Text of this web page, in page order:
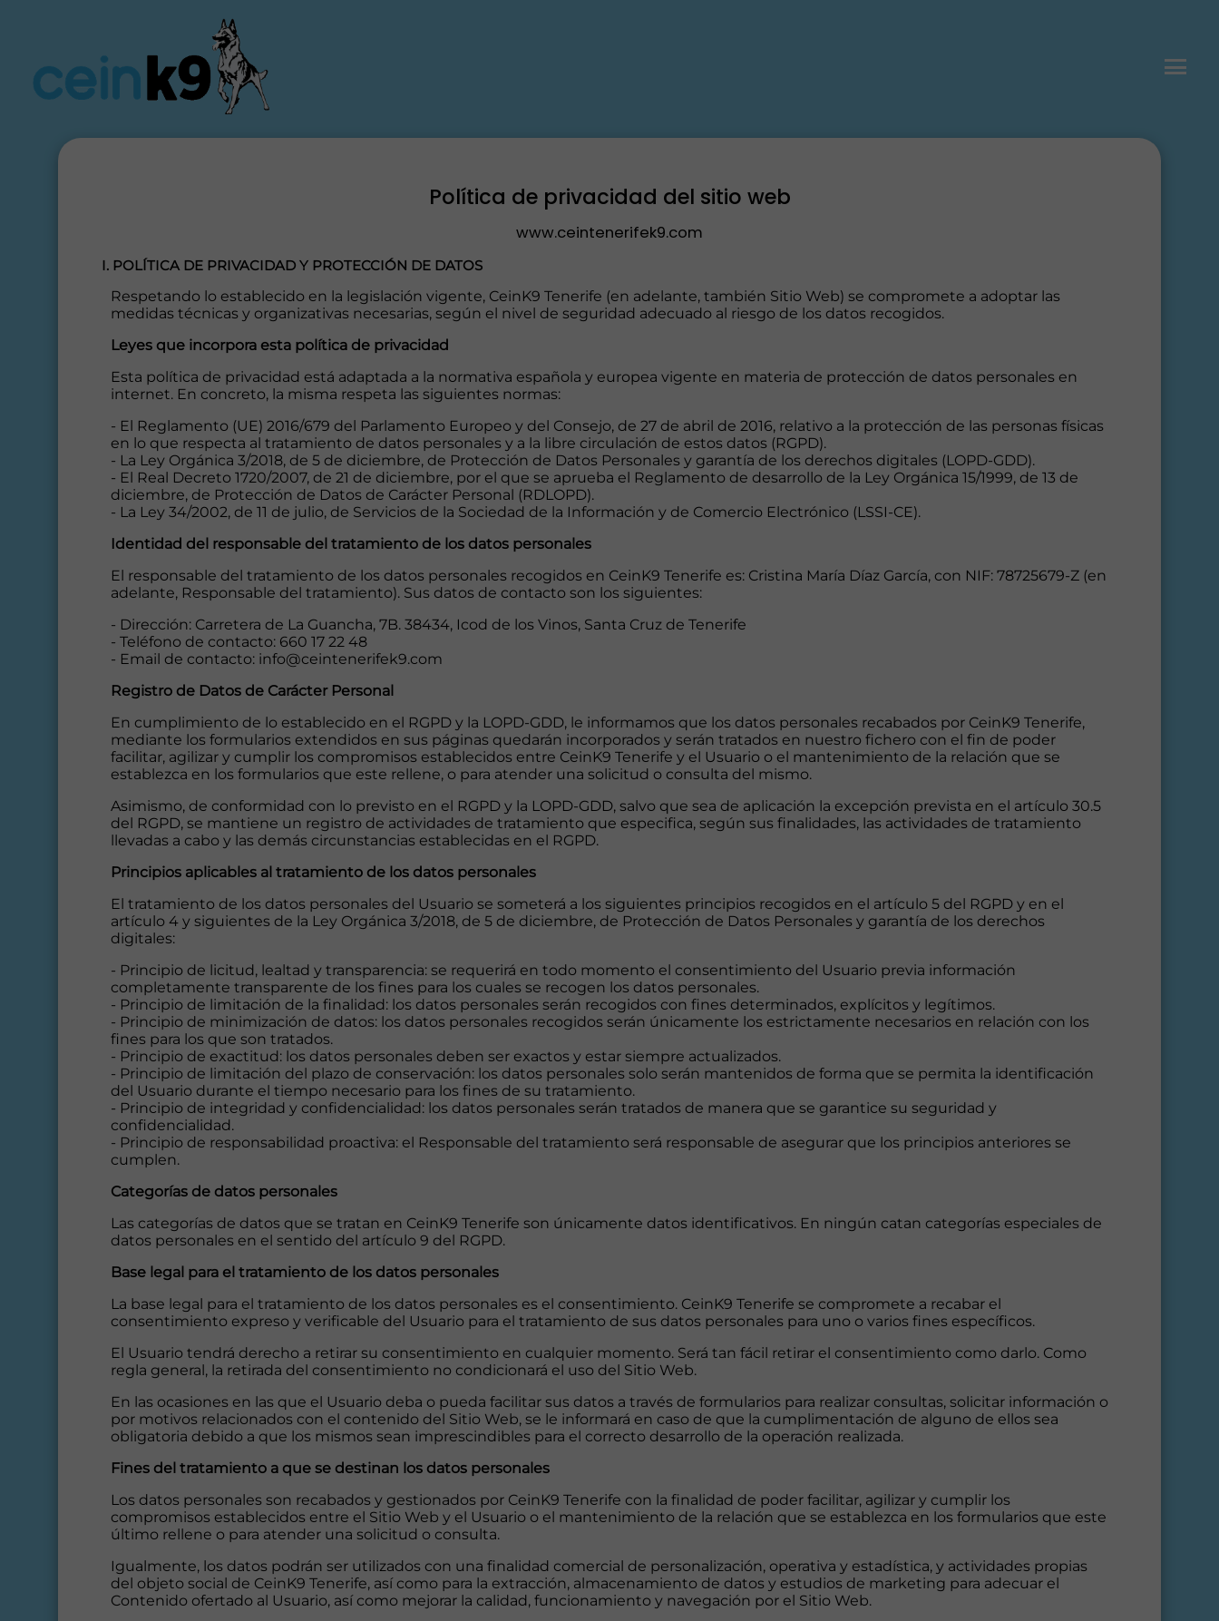
Política de privacidad del sitio web
www.ceintenerifek9.com
I. POLÍTICA DE PRIVACIDAD Y PROTECCIÓN DE DATOS
Respetando lo establecido en la legislación vigente, CeinK9 Tenerife (en adelante, también Sitio Web) se compromete a adoptar las
medidas técnicas y organizativas necesarias, según el nivel de seguridad adecuado al riesgo de los datos recogidos.
Leyes que incorpora esta política de privacidad
Esta política de privacidad está adaptada a la normativa española y europea vigente en materia de protección de datos personales en
internet. En concreto, la misma respeta las siguientes normas:
- El Reglamento (UE) 2016/679 del Parlamento Europeo y del Consejo, de 27 de abril de 2016, relativo a la protección de las personas físicas
en lo que respecta al tratamiento de datos personales y a la libre circulación de estos datos (RGPD).
- La Ley Orgánica 3/2018, de 5 de diciembre, de Protección de Datos Personales y garantía de los derechos digitales (LOPD-GDD).
- El Real Decreto 1720/2007, de 21 de diciembre, por el que se aprueba el Reglamento de desarrollo de la Ley Orgánica 15/1999, de 13 de
diciembre, de Protección de Datos de Carácter Personal (RDLOPD).
- La Ley 34/2002, de 11 de julio, de Servicios de la Sociedad de la Información y de Comercio Electrónico (LSSI-CE).
Identidad del responsable del tratamiento de los datos personales
El responsable del tratamiento de los datos personales recogidos en CeinK9 Tenerife es: Cristina María Díaz García, con NIF: 78725679-Z (en
adelante, Responsable del tratamiento). Sus datos de contacto son los siguientes:
- Dirección: Carretera de La Guancha, 7B. 38434, Icod de los Vinos, Santa Cruz de Tenerife
- Teléfono de contacto: 660 17 22 48
- Email de contacto: info@ceintenerifek9.com
Registro de Datos de Carácter Personal
En cumplimiento de lo establecido en el RGPD y la LOPD-GDD, le informamos que los datos personales recabados por CeinK9 Tenerife,
mediante los formularios extendidos en sus páginas quedarán incorporados y serán tratados en nuestro fichero con el fin de poder
facilitar, agilizar y cumplir los compromisos establecidos entre CeinK9 Tenerife y el Usuario o el mantenimiento de la relación que se
establezca en los formularios que este rellene, o para atender una solicitud o consulta del mismo.
Asimismo, de conformidad con lo previsto en el RGPD y la LOPD-GDD, salvo que sea de aplicación la excepción prevista en el artículo 30.5
del RGPD, se mantiene un registro de actividades de tratamiento que especifica, según sus finalidades, las actividades de tratamiento
llevadas a cabo y las demás circunstancias establecidas en el RGPD.
Principios aplicables al tratamiento de los datos personales
El tratamiento de los datos personales del Usuario se someterá a los siguientes principios recogidos en el artículo 5 del RGPD y en el
artículo 4 y siguientes de la Ley Orgánica 3/2018, de 5 de diciembre, de Protección de Datos Personales y garantía de los derechos
digitales:
- Principio de licitud, lealtad y transparencia: se requerirá en todo momento el consentimiento del Usuario previa información
completamente transparente de los fines para los cuales se recogen los datos personales.
- Principio de limitación de la finalidad: los datos personales serán recogidos con fines determinados, explícitos y legítimos.
- Principio de minimización de datos: los datos personales recogidos serán únicamente los estrictamente necesarios en relación con los
fines para los que son tratados.
- Principio de exactitud: los datos personales deben ser exactos y estar siempre actualizados.
- Principio de limitación del plazo de conservación: los datos personales solo serán mantenidos de forma que se permita la identificación
del Usuario durante el tiempo necesario para los fines de su tratamiento.
- Principio de integridad y confidencialidad: los datos personales serán tratados de manera que se garantice su seguridad y
confidencialidad.
- Principio de responsabilidad proactiva: el Responsable del tratamiento será responsable de asegurar que los principios anteriores se
cumplen.
Categorías de datos personales
Las categorías de datos que se tratan en CeinK9 Tenerife son únicamente datos identificativos. En ningún catan categorías especiales de
datos personales en el sentido del artículo 9 del RGPD.
Base legal para el tratamiento de los datos personales
La base legal para el tratamiento de los datos personales es el consentimiento. CeinK9 Tenerife se compromete a recabar el
consentimiento expreso y verificable del Usuario para el tratamiento de sus datos personales para uno o varios fines específicos.
El Usuario tendrá derecho a retirar su consentimiento en cualquier momento. Será tan fácil retirar el consentimiento como darlo. Como
regla general, la retirada del consentimiento no condicionará el uso del Sitio Web.
En las ocasiones en las que el Usuario deba o pueda facilitar sus datos a través de formularios para realizar consultas, solicitar información o
por motivos relacionados con el contenido del Sitio Web, se le informará en caso de que la cumplimentación de alguno de ellos sea
obligatoria debido a que los mismos sean imprescindibles para el correcto desarrollo de la operación realizada.
Fines del tratamiento a que se destinan los datos personales
Los datos personales son recabados y gestionados por CeinK9 Tenerife con la finalidad de poder facilitar, agilizar y cumplir los
compromisos establecidos entre el Sitio Web y el Usuario o el mantenimiento de la relación que se establezca en los formularios que este
último rellene o para atender una solicitud o consulta.
Igualmente, los datos podrán ser utilizados con una finalidad comercial de personalización, operativa y estadística, y actividades propias
del objeto social de CeinK9 Tenerife, así como para la extracción, almacenamiento de datos y estudios de marketing para adecuar el
Contenido ofertado al Usuario, así como mejorar la calidad, funcionamiento y navegación por el Sitio Web.